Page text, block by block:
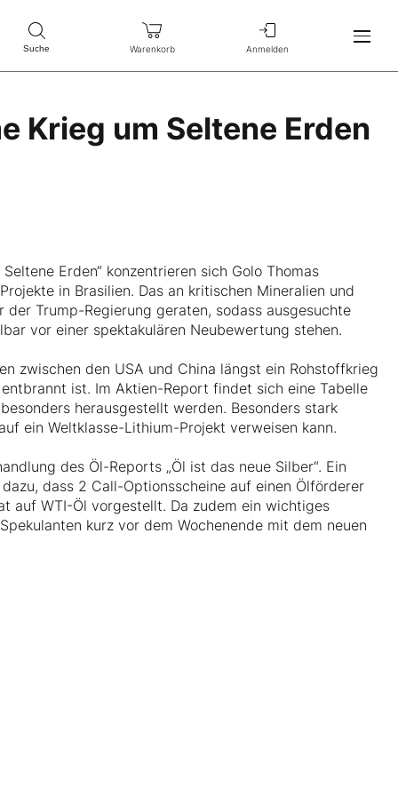
Suche Warenkorb Anmelden
Krieg um Seltene Erden
Erden“ konzentrieren sich Golo Thomas
in Brasilien. Das an kritischen Mineralien und
Trump-Regierung geraten, sodass ausgesuchte
vor einer spektakulären Neubewertung stehen.
zwischen den USA und China längst ein Rohstoffkrieg
ist. Im Aktien-Report findet sich eine Tabelle
herausgestellt werden. Besonders stark
ein Weltklasse-Lithium-Projekt verweisen kann.
des Öl-Reports „Öl ist das neue Silber“. Ein
dass 2 Call-Optionsscheine auf einen Ölförderer
auf WTI-Öl vorgestellt. Da zudem ein wichtiges
kurz vor dem Wochenende mit dem neuen